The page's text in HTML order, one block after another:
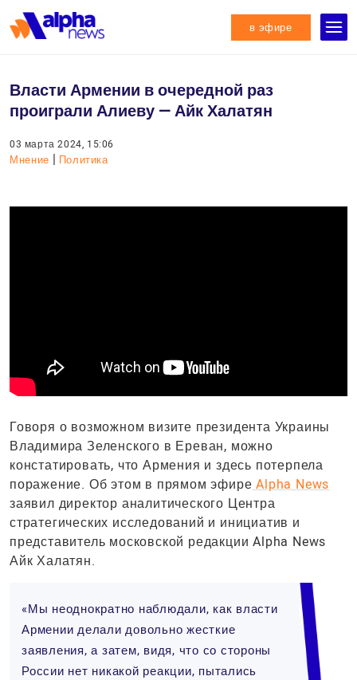
в эфире
Власти Армении в очередной раз
проиграли Алиеву — Айк Халатян
03 марта 2024, 15:06
Мнение | Политика
Говоря о возможном визите президента Украины
Владимира Зеленского в Ереван, можно
констатировать, что Армения и здесь потерпела
поражение. Об этом в прямом эфире Alpha News
заявил директор аналитического Центра
стратегических исследований и инициатив и
представитель московской редакции Alpha News
Айк Халатян.
«Мы неоднократно наблюдали, как власти
Армении делали довольно жесткие
заявления, а затем, видя, что со стороны
России нет никакой реакции, пытались